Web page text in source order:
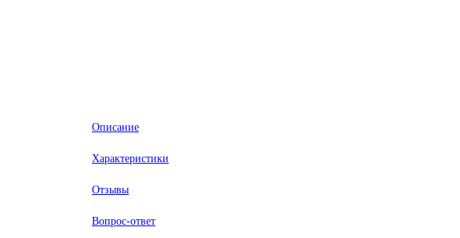
Описание
Характеристики
Отзывы
Вопрос-ответ